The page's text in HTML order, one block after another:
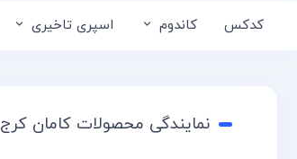
کدکس کاندوم اسپری تاخیری
نمایندگی محصولات کامان کرج